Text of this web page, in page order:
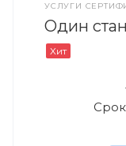
УСЛУГИ
Один
Хит